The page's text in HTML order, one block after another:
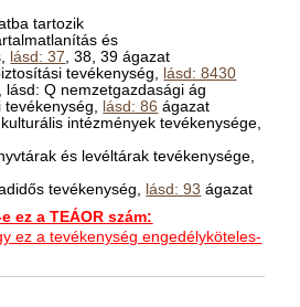
tartozik
és
lásd: 37 , 38, 39 ágazat
tevékenység, lásd: 8430
lásd: Q nemzetgazdasági ág
lásd: 86 ágazat
intézmények tevékenysége,
és levéltárak tevékenysége,
tevékenység, lásd: 93 ágazat
ez a TEÁOR szám:
ez a tevékenység engedélyköteles-